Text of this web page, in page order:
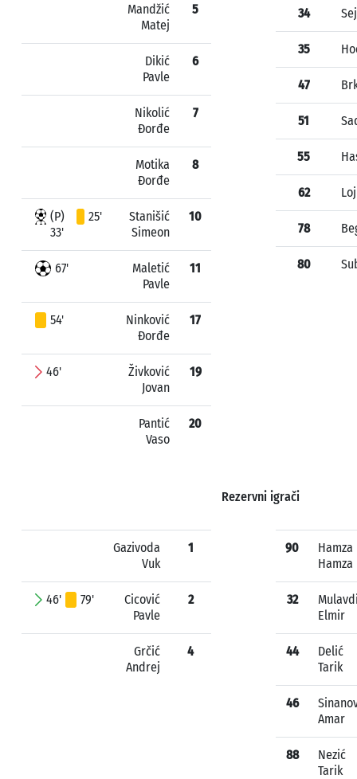
Mandžić
Matej
5
Dikić
Pavle
6
Nikolić
Đorđe
7
Motika
Đorđe
8
(P)
33'
25'
Stanišić
Simeon
10
67'
Maletić
Pavle
11
54'
Ninković
Đorđe
17
46'
Živković
Jovan
19
Pantić
Vaso
20
34
35
47
51
55
62
78
80
Rezervni igrači
Gazivoda
Vuk
1
46' 79'
Cicović
Pavle
2
Grčić
Andrej
4
90
Hamza
Hamza
32
Elmir
44
Delić
Tarik
46
Amar
88
Nezić
Tarik